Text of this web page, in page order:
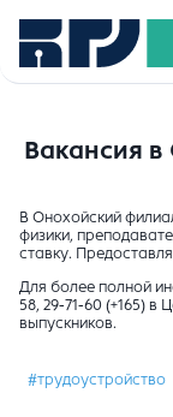
Вакансия
В Онохойский
физики,
ставку.
Для более полной
58, 29-71-60 (+165) в
выпускников.
#трудоустройство